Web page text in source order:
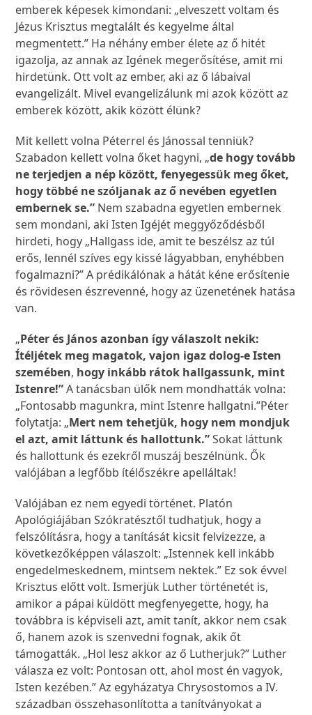
emberek képesek kimondani: „elveszett voltam és
Jézus Krisztus megtalált és kegyelme által
megmentett.” Ha néhány ember élete az ő hitét
igazolja, az annak az Igének megerősítése, amit mi
hirdetünk. Ott volt az ember, aki az ő lábaival
evangelizált. Mivel evangelizálunk mi azok között az
emberek között, akik között élünk?
Mit kellett volna Péterrel és Jánossal tenniük?
Szabadon kellett volna őket hagyni, „de hogy tovább
ne terjedjen a nép között, fenyegessük meg őket,
hogy többé ne szóljanak az ő nevében egyetlen
embernek se.” Nem szabadna egyetlen embernek
sem mondani, aki Isten Igéjét meggyőződésből
hirdeti, hogy „Hallgass ide, amit te beszélsz az túl
erős, lennél szíves egy kissé lágyabban, enyhébben
fogalmazni?” A prédikálónak a hátát kéne erősítenie
és rövidesen észrevenné, hogy az üzenetének hatása
van.
„Péter és János azonban így válaszolt nekik:
Ítéljétek meg magatok, vajon igaz dolog-e Isten
szemében, hogy inkább rátok hallgassunk, mint
Istenre!”A tanácsban ülők nem mondhatták volna:
„Fontosabb magunkra, mint Istenre hallgatni.”Péter
folytatja: „Mert nem tehetjük, hogy nem mondjuk
el azt, amit láttunk és hallottunk.”Sokat láttunk
és hallottunk és ezekről muszáj beszélnünk. Ők
valójában a legfőbb ítélőszékre apelláltak!
Valójában ez nem egyedi történet. Platón
Apológiájában Szókratésztől tudhatjuk, hogy a
felszólításra, hogy a tanítását kicsit felvizezze, a
következőképpen válaszolt: „Istennek kell inkább
engedelmeskednem, mintsem nektek.” Ez sok évvel
Krisztus előtt volt. Ismerjük Luther történetét is,
amikor a pápai küldött megfenyegette, hogy, ha
továbbra is képviseli azt, amit tanít, akkor nem csak
ő, hanem azok is szenvedni fognak, akik őt
támogatták. „Hol lesz akkor az ő Lutherjuk?” Luther
válasza ez volt: Pontosan ott, ahol most én vagyok,
Isten kezében.” Az egyházatya Chrysostomos a IV.
században összehasonlította a tanítványokat a